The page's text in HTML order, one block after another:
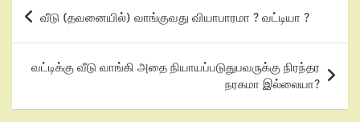
வீடு (தவனையில்) வாங்குவது வியாபாரமா ? வட்டியா ?
வட்டிக்கு வீடு வாங்கி அதை நியாயப்படுதுபவருக்கு நிரந்தர
நரகமா இல்லையா?